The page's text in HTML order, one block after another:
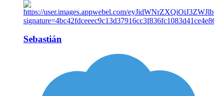
Sebastián